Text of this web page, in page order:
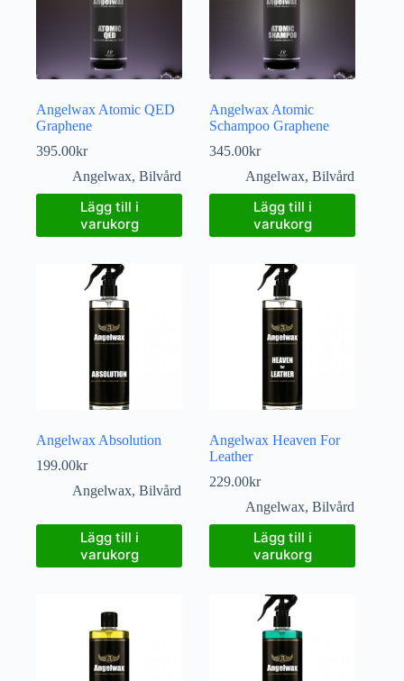
Angelwax Atomic QED
Graphene
395.00kr
Angelwax, Bilvård
Lägg till i
varukorg
Angelwax Atomic
Schampoo Graphene
345.00kr
Angelwax,Bilvård
Lägg till i
varukorg
Angelwax Absolution
199.00kr
Angelwax, Bilvård
Lägg till i
varukorg
Angelwax Heaven For
Leather
229.00kr
Angelwax,Bilvård
Lägg till i
varukorg